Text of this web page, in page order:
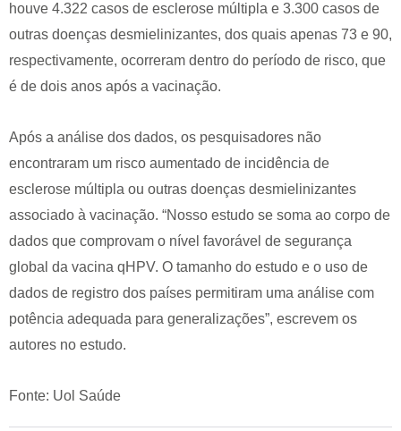
houve 4.322 casos de esclerose múltipla e 3.300 casos de
outras doenças desmielinizantes, dos quais apenas 73 e 90,
respectivamente, ocorreram dentro do período de risco, que
é de dois anos após a vacinação.
Após a análise dos dados, os pesquisadores não
encontraram um risco aumentado de incidência de
esclerose múltipla ou outras doenças desmielinizantes
associado à vacinação. “Nosso estudo se soma ao corpo de
dados que comprovam o nível favorável de segurança
global da vacina qHPV. O tamanho do estudo e o uso de
dados de registro dos países permitiram uma análise com
potência adequada para generalizações”, escrevem os
autores no estudo.
Fonte: Uol Saúde